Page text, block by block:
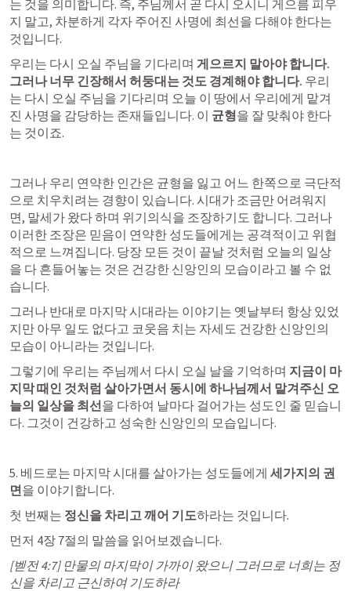
는 것을 의미합니다. 즉, 주님께서 곧 다시 오시니 게으름 피우
지 말고, 차분하게 각자 주어진 사명에 최선을 다해야 한다는
것입니다.
우리는 다시 오실 주님을 기다리며 게으르지 말아야 합니다.
그러나 너무 긴장해서 허둥대는 것도 경계해야 합니다. 우리
는 다시 오실 주님을 기다리며 오늘 이 땅에서 우리에게 맡겨
진 사명을 감당하는 존재들입니다. 이 균형을 잘 맞춰야 한다
는 것이죠.
그러나 우리 연약한 인간은 균형을 잃고 어느 한쪽으로 극단적
으로 치우치려는 경향이 있습니다. 시대가 조금만 어려워지
면, 말세가 왔다 하며 위기의식을 조장하기도 합니다. 그러나
이러한 조장은 믿음이 연약한 성도들에게는 공격적이고 위협
적으로 느껴집니다. 당장 모든 것이 끝날 것처럼 오늘의 일상
을 다 흔들어놓는 것은 건강한 신앙인의 모습이라고 볼 수 없
습니다.
그러나 반대로 마지막 시대라는 이야기는 옛날부터 항상 있었
지만 아무 일도 없다고 코웃음 치는 자세도 건강한 신앙인의
모습이 아니라는 것입니다.
그렇기에 우리는 주님께서 다시 오실 날을 기억하며 지금이 마
지막 때인 것처럼 살아가면서 동시에 하나님께서 맡겨주신 오
늘의 일상을 최선을 다하여 날마다 걸어가는 성도인 줄 믿습니
다. 그것이 건강하고 성숙한 신앙인의 모습입니다.
5. 베드로는 마지막 시대를 살아가는 성도들에게 세가지의 권
면을 이야기합니다.
첫 번째는 정신을 차리고 깨어 기도하라는 것입니다.
먼저 4장 7절의 말씀을 읽어보겠습니다.
[벧전 4:7] 만물의 마지막이 가까이 왔으니 그러므로 너희는 정
신을 차리고 근신하여 기도하라